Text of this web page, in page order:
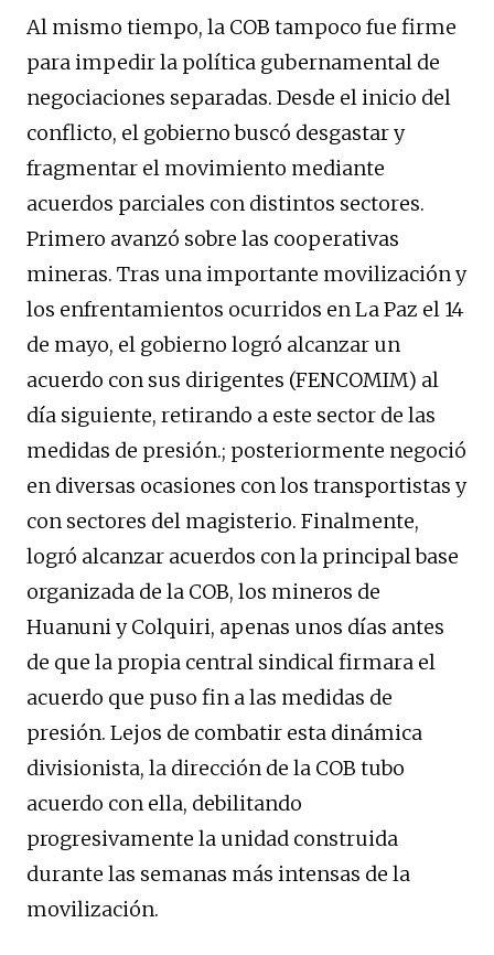
Al mismo tiempo, la COB tampoco fue firme
para impedir la política gubernamental de
negociaciones separadas. Desde el inicio del
conflicto, el gobierno buscó desgastar y
fragmentar el movimiento mediante
acuerdos parciales con distintos sectores.
Primero avanzó sobre las cooperativas
mineras. Tras una importante movilización y
los enfrentamientos ocurridos en La Paz el 14
de mayo, el gobierno logró alcanzar un
acuerdo con sus dirigentes (FENCOMIM) al
día siguiente, retirando a este sector de las
medidas de presión.; posteriormente negoció
en diversas ocasiones con los transportistas y
con sectores del magisterio. Finalmente,
logró alcanzar acuerdos con la principal base
organizada de la COB, los mineros de
Huanuni y Colquiri, apenas unos días antes
de que la propia central sindical firmara el
acuerdo que puso fin a las medidas de
presión. Lejos de combatir esta dinámica
divisionista, la dirección de la COB tubo
acuerdo con ella, debilitando
progresivamente la unidad construida
durante las semanas más intensas de la
movilización.